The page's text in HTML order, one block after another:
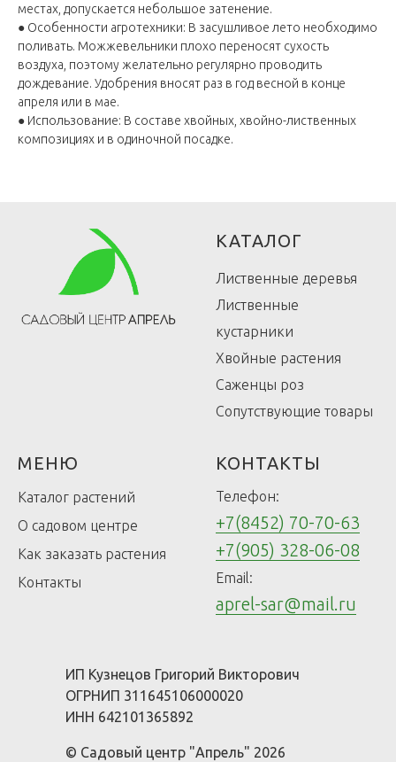
местах, допускается небольшое затенение.
● Особенности агротехники: В засушливое лето необходимо
поливать. Можжевельники плохо переносят сухость
воздуха, поэтому желательно регулярно проводить
дождевание. Удобрения вносят раз в год весной в конце
апреля или в мае.
● Использование: В составе хвойных, хвойно-лиственных
композициях и в одиночной посадке.
КАТАЛОГ
Лиственные деревья
Лиственные
кустарники
Хвойные растения
Саженцы роз
Сопутствующие товары
МЕНЮ
Каталог растений
О садовом центре
Как заказать растения
Контакты
КОНТАКТЫ
Телефон:
+7(8452) 70-70-63
+7(905) 328-06-08
Email:
aprel-sar@mail.ru
© Садовый центр "Апрель" 2026
ИП Кузнецов Григорий Викторович
ОГРНИП 311645106000020
ИНН 642101365892